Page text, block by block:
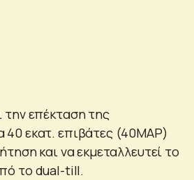
την επέκταση της
40 εκατ. επιβάτες (40MAP)
και να εκμεταλλευτεί το
το dual-till.